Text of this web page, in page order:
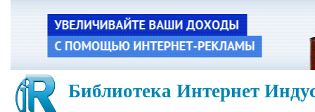
Библиотека Интернет